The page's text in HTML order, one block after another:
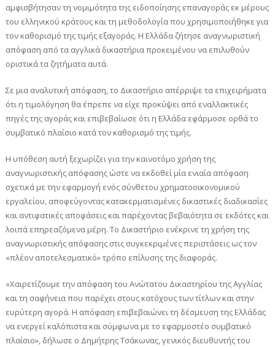
αμφισβήτησαν τη νομιμότητα της ειδοποίησης επαναγοράς εκ μέρους
του ελληνικού κράτους και τη μεθοδολογία που χρησιμοποιήθηκε για
τον καθορισμό της τιμής εξαγοράς. Η Ελλάδα ζήτησε αναγνωριστική
απόφαση από τα αγγλικά δικαστήρια προκειμένου να επιλυθούν
οριστικά τα ζητήματα αυτά.
Σε μια αναλυτική απόφαση, το Δικαστήριο απέρριψε τα επιχειρήματα
ότι η τιμολόγηση θα έπρεπε να είχε προκύψει από εναλλακτικές
πηγές της αγοράς και επιβεβαίωσε ότι η Ελλάδα εφάρμοσε ορθά το
συμβατικό πλαίσιο κατά τον καθορισμό της τιμής.
Η υπόθεση αυτή ξεχωρίζει για την καινοτόμο χρήση της
αναγνωριστικής απόφασης ώστε να εκδοθεί μία ενιαία απόφαση
σχετικά με την εφαρμογή ενός σύνθετου χρηματοοικονομικού
εργαλείου, αποφεύγοντας κατακερματισμένες δικαστικές διαδικασίες
και αντιφατικές αποφάσεις και παρέχοντας βεβαιότητα σε εκδότες και
λοιπά επηρεαζόμενα μέρη. Το Δικαστήριο ενέκρινε τη χρήση της
αναγνωριστικής απόφασης στις συγκεκριμένες περιστάσεις ως τον
«πλέον αποτελεσματικό» τρόπο επίλυσης της διαφοράς.
«Χαιρετίζουμε την απόφαση του Ανώτατου Δικαστηρίου της Αγγλίας
και τη σαφήνεια που παρέχει στους κατόχους των τίτλων και στην
ευρύτερη αγορά. Η απόφαση επιβεβαιώνει τη δέσμευση της Ελλάδας
να ενεργεί καλόπιστα και σύμφωνα με το εφαρμοστέο συμβατικό
πλαίσιο», δήλωσε ο Δημήτρης Τσάκωνας, γενικός διευθυντής του